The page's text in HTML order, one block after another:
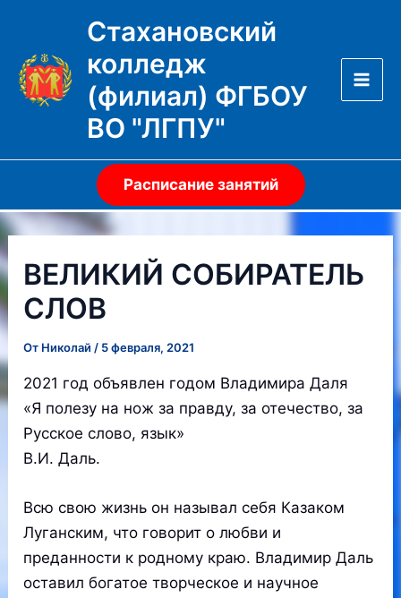
содержимому
Стахановский
колледж
(филиал) ФГБОУ
ВО "ЛГПУ"
Расписание занятий
ВЕЛИКИЙ СОБИРАТЕЛЬ
СЛОВ
От Николай / 5 февраля, 2021
2021 год объявлен годом Владимира Даля
«Я полезу на нож за правду, за отечество, за
Русское слово, язык»
В.И. Даль.
Всю свою жизнь он называл себя Казаком
Луганским, что говорит о любви и
преданности к родному краю. Владимир Даль
оставил богатое творческое и научное